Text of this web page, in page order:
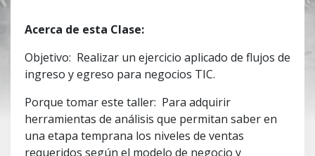
Acerca de esta Clase:
Objetivo: Realizar un ejercicio aplicado de flujos de
ingreso y egreso para negocios TIC.
Porque tomar este taller: Para adquirir
herramientas de análisis que permitan saber en
una etapa temprana los niveles de ventas
requeridos según el modelo de negocio y